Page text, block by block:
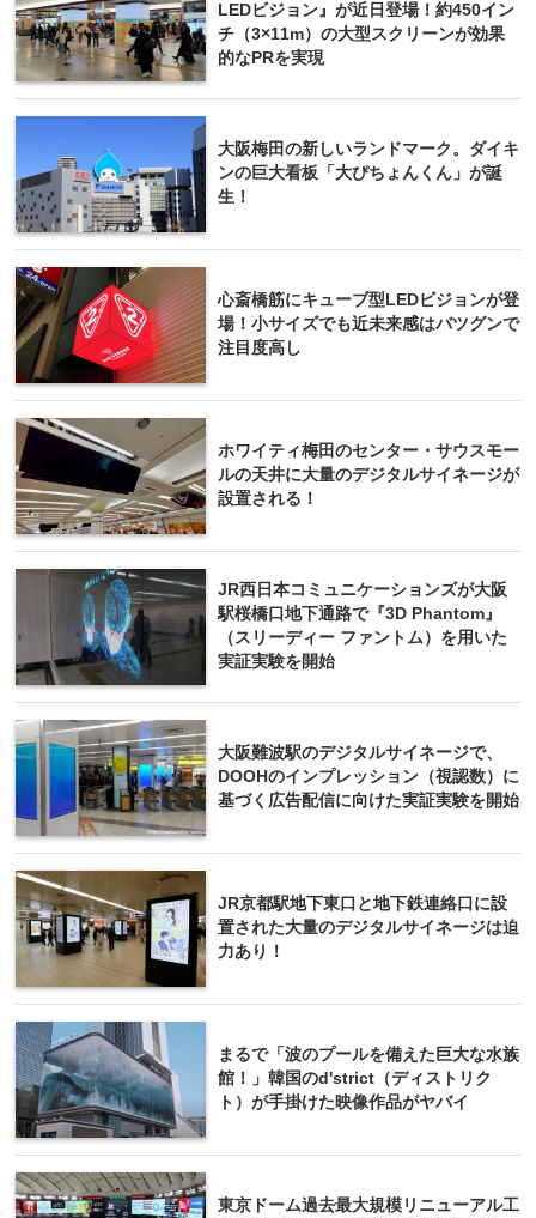
LEDビジョン』が近日登場！約450イン
チ（3×11m）の大型スクリーンが効果
的なPRを実現
大阪梅田の新しいランドマーク。ダイキ
ンの巨大看板「大ぴちょんくん」が誕
生！
心斎橋筋にキューブ型LEDビジョンが登
場！小サイズでも近未来感はバツグンで
注目度高し
ホワイティ梅田のセンター・サウスモー
ルの天井に大量のデジタルサイネージが
設置される！
JR西日本コミュニケーションズが大阪
駅桜橋口地下通路で『3D Phantom』
（スリーディー ファントム）を用いた
実証実験を開始
大阪難波駅のデジタルサイネージで、
DOOHのインプレッション（視認数）に
基づく広告配信に向けた実証実験を開始
JR京都駅地下東口と地下鉄連絡口に設
置された大量のデジタルサイネージは迫
力あり！
まるで「波のプールを備えた巨大な水族
館！」韓国のd'strict（ディストリク
ト）が手掛けた映像作品がヤバイ
東京ドーム過去最大規模リニューアル工